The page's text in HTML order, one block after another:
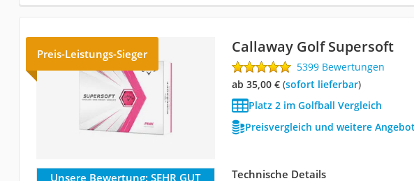
Preis-Leistungs-Sieger Callaway Golf Supersoft
5399 Bewertungen
ab 35,00 €( Sofort lieferbar)
Platz 2 im Golfball Vergleich
Preisvergleich und weitere
Unsere Bewertung: SEHR GUT Technische Details